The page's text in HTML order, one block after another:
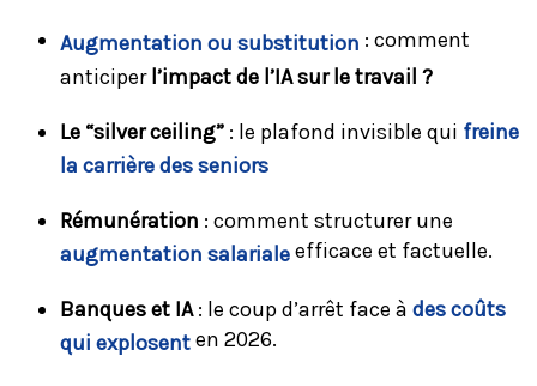
Augmentation ou substitution : comment
anticiperl’impact de l’IA sur le travail ?
Le “silver ceiling” : le plafond invisible qui freine
la carrière des seniors
Rémunération : comment structurer une
augmentation salarialeefficace et factuelle.
Banques et IA: le coup d’arrêt face à des coûts
qui explosenten 2026.